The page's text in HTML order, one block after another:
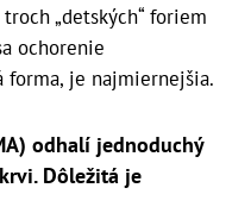
„detských“ foriem
ochorenie
forma, je najmiernejšia.
odhalí jednoduchý
Dôležitá je